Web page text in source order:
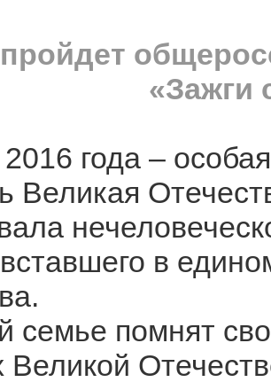
«Зажги
года –
Великая
в
семье помнят
Великой